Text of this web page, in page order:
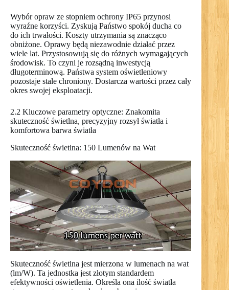
Wybór opraw ze stopniem ochrony IP65 przynosi
wyraźne korzyści. Zyskują Państwo spokój ducha co
do ich trwałości. Koszty utrzymania są znacząco
obniżone. Oprawy będą niezawodnie działać przez
wiele lat. Przystosowują się do różnych wymagających
środowisk. To czyni je rozsądną inwestycją
długoterminową. Państwa system oświetleniowy
pozostaje stale chroniony. Dostarcza wartości przez cały
okres swojej eksploatacji.
2.2 Kluczowe parametry optyczne: Znakomita
skuteczność świetlna, precyzyjny rozsył światła i
komfortowa barwa światła
Skuteczność świetlna: 150 Lumenów na Wat
Skuteczność świetlna jest mierzona w lumenach na wat
(lm/W). Ta jednostka jest złotym standardem
efektywności oświetlenia. Określa ona ilość światła